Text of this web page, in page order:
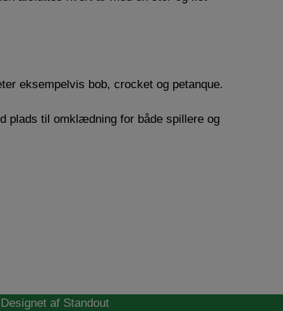
eksempelvis bob, crocket og petanque.
plads til omklædning for både spillere og
af Standout